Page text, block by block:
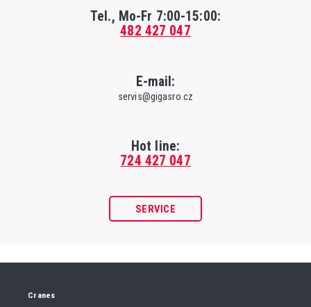
Tel., Mo-Fr 7:00-15:00:
482 427 047
E-mail:
servis@gigasro.cz
Hot line:
724 427 047
SERVICE
Cranes